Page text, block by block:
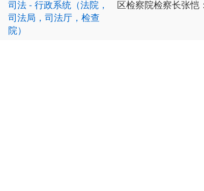
司法 - 行政系统（法院，
司法局，司法厅，检查
院）
区检察院检察长张恺